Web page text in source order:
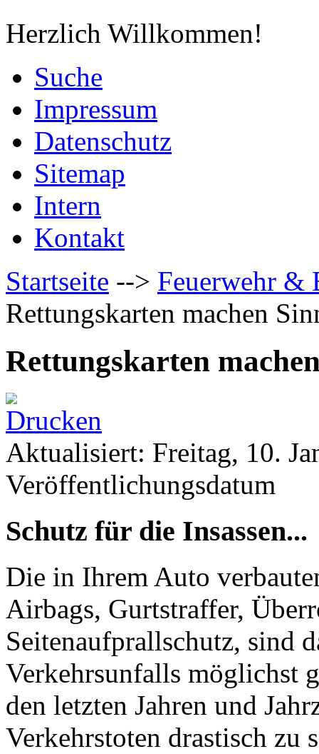
Herzlich Willkommen!
Suche
Impressum
Datenschutz
Sitemap
Intern
Kontakt
Startseite --> Feuerwehr &
Rettungskarten machen
Rettungskarten
Aktualisiert: Freitag, 10.
Veröffentlichungsdatum
Schutz für die Insassen...
Die in Ihrem Auto
Airbags, Gurtstraffer,
Seitenaufprallschutz, sind
Verkehrsunfalls möglichst
den letzten Jahren und
Verkehrstoten drastisch zu